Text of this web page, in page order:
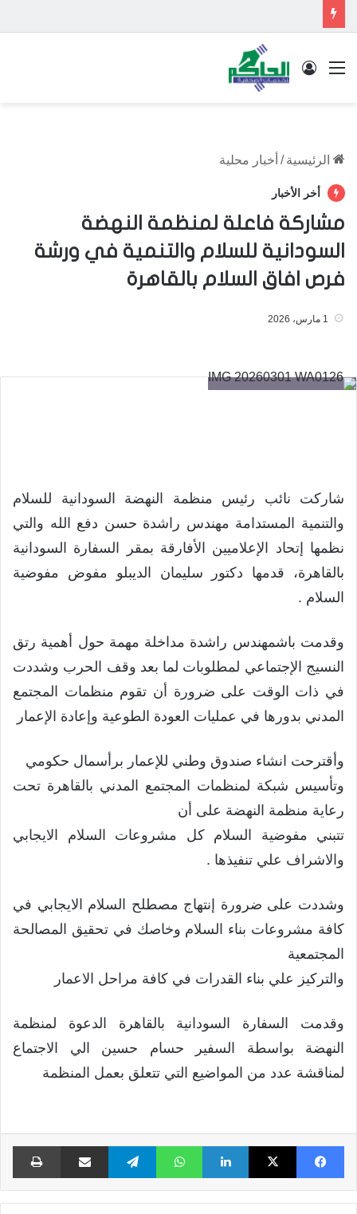
القائمة تسجيل الدخول
الرئيسية / أخبار محلية
أخر الأخبار
مشاركة فاعلة لمنظمة النهضة
السودانية للسلام والتنمية في ورشة
فرص افاق السلام بالقاهرة
1 مارس، 2026
شاركت نائب رئيس منظمة النهضة السودانية للسلام
والتنمية المستدامة مهندس راشدة حسن دفع الله والتي
نظمها إتحاد الإعلاميين الأفارقة بمقر السفارة السودانية
بالقاهرة، قدمها دكتور سليمان الديبلو مفوض مفوضية
السلام .
وقدمت باشمهندس راشدة مداخلة مهمة حول أهمية رتق
النسيج الإجتماعي لمطلوبات لما بعد وقف الحرب وشددت
في ذات الوقت على ضرورة أن تقوم منظمات المجتمع
المدني بدورها في عمليات العودة الطوعية وإعادة الإعمار
وأقترحت انشاء صندوق وطني للإعمار برأسمال حكومي
وتأسيس شبكة لمنظمات المجتمع المدني بالقاهرة تحت
رعاية منظمة النهضة على أن
تتبني مفوضية السلام كل مشروعات السلام الايجابي
والاشراف علي تنفيذها .
وشددت على ضرورة إنتهاج مصطلح السلام الايجابي في
كافة مشروعات بناء السلام وخاصك في تحقيق المصالحة
المجتمعية
والتركيز علي بناء القدرات في كافة مراحل الاعمار
وقدمت السفارة السودانية بالقاهرة الدعوة لمنظمة
النهضة بواسطة السفير حسام حسين الي الاجتماع
لمناقشة عدد من المواضيع التي تتعلق بعمل المنظمة
فيسبوك X لينكدإن واتساب تيلقرام مشاركة عبر البريد